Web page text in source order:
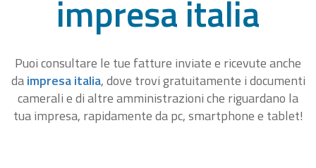
impresa italia
Puoi consultare le tue fatture inviate e ricevute anche
daimpresa italia, dove trovi gratuitamente i documenti
camerali e di altre amministrazioni che riguardano la
tua impresa, rapidamente da pc, smartphone e tablet!